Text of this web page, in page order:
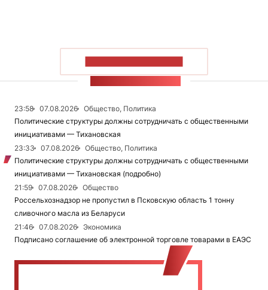
23:58 07.08.2026
Общество, Политика
Политические структуры должны сотрудничать с общественными
инициативами — Тихановская
23:33
07.08.2026
Общество, Политика
Политические структуры должны сотрудничать с общественными
инициативами — Тихановская (подробно)
21:59
07.08.2026
Общество
Россельхознадзор не пропустил в Псковскую область 1 тонну
сливочного масла из Беларуси
21:46
07.08.2026
Экономика
Подписано соглашение об электронной торговле товарами в ЕАЭС